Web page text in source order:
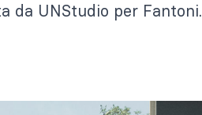
da UNStudio per Fantoni.